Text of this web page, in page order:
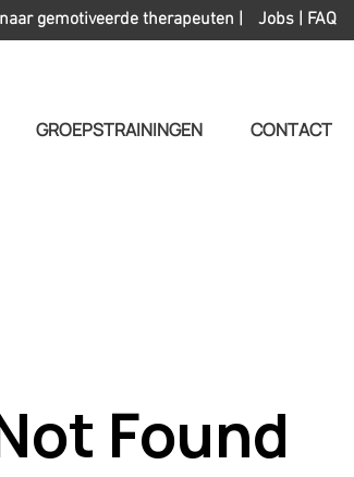
Jobs | FAQ
gemotiveerde therapeuten |
GROEPSTRAININGEN CONTACT
Found